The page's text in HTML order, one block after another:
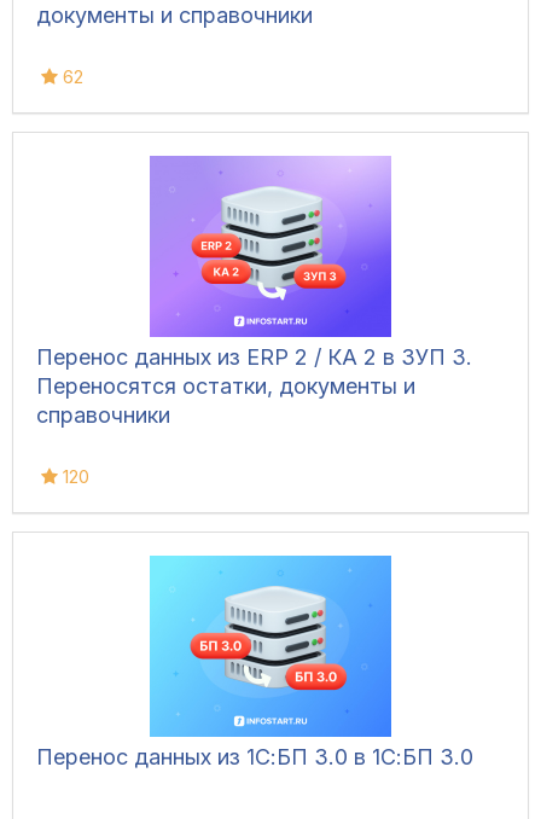
документы и справочники
62
Перенос данных из ERP 2 / КА 2 в ЗУП 3.
Переносятся остатки, документы и
справочники
120
Перенос данных из 1С:БП 3.0 в 1С:БП 3.0